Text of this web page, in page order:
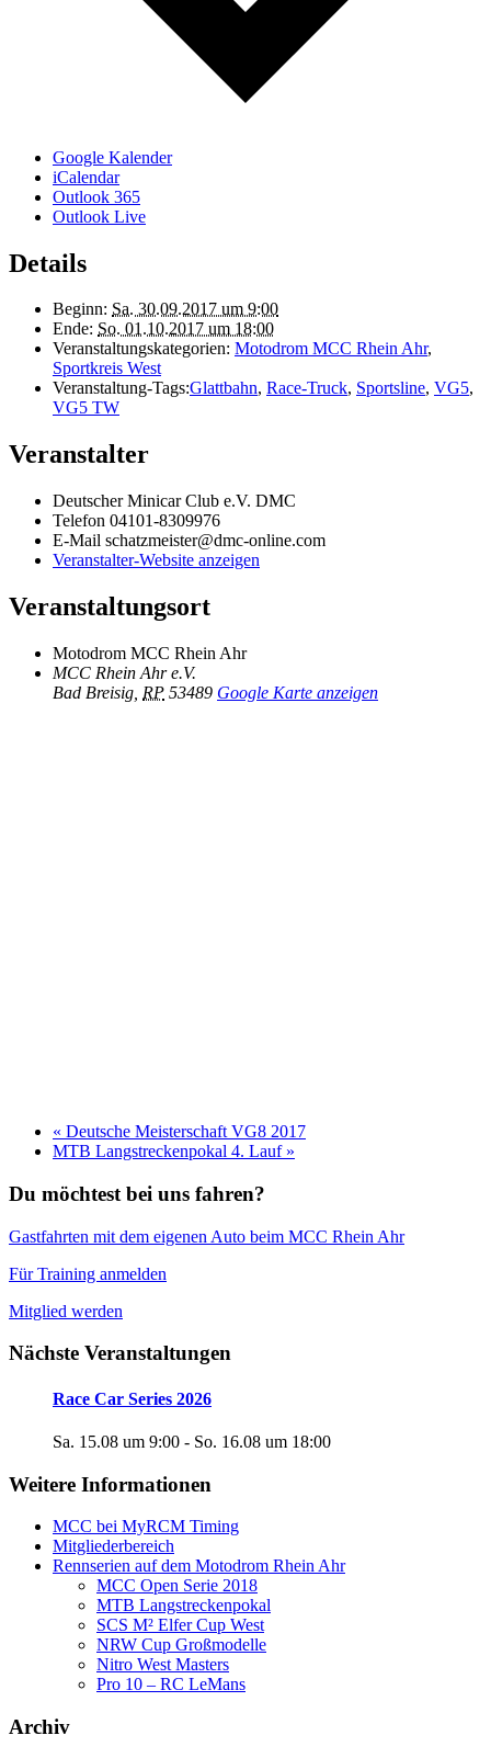
Google Kalender
iCalendar
Outlook 365
Outlook Live
Details
Beginn: Sa. 30.09.2017 um 9:00
Ende: So. 01.10.2017 um 18:00
Veranstaltungskategorien: Motodrom MCC Rhein Ahr,
Sportkreis West
Veranstaltung-Tags:Glattbahn, Race-Truck, Sportsline, VG5,
VG5 TW
Veranstalter
Deutscher Minicar Club e.V. DMC
Telefon 04101-8309976
E-Mail schatzmeister@dmc-online.com
Veranstalter-Website anzeigen
Veranstaltungsort
Motodrom MCC Rhein Ahr
MCC Rhein Ahr e.V.
Bad Breisig RP 53489 Google Karte anzeigen
« Deutsche Meisterschaft VG8 2017
MTB Langstreckenpokal 4. Lauf »
Du möchtest bei uns fahren?
Gastfahrten mit dem eigenen Auto beim MCC Rhein Ahr
Für Training anmelden
Mitglied werden
Nächste Veranstaltungen
Race Car Series 2026
Sa. 15.08 um 9:00 - So. 16.08 um 18:00
Weitere Informationen
MCC bei MyRCM Timing
Mitgliederbereich
Rennserien auf dem Motodrom Rhein Ahr
MCC Open Serie 2018
MTB Langstreckenpokal
SCS M² Elfer Cup West
NRW Cup Großmodelle
Nitro West Masters
Pro 10 – RC LeMans
Archiv